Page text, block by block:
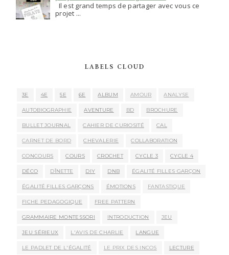
Il est grand temps de partager avec vous ce
projet ...
LABELS CLOUD
3E 4E 5E 6E ALBUM AMOUR ANALYSE
AUTOBIOGRAPHIE AVENTURE BD BROCHURE
BULLET JOURNAL CAHIER DE CURIOSITÉ CAL
CARNET DE BORD CHEVALERIE COLLABORATION
CONCOURS COURS CROCHET CYCLE 3 CYCLE 4
DÉCO DÎNETTE DIY DNB ÉGALITÉ FILLES GARÇON
ÉGALITÉ FILLES GARÇONS ÉMOTIONS FANTASTIQUE
FICHE PEDAGOGIQUE FREE PATTERN
GRAMMAIRE MONTESSORI INTRODUCTION JEU
JEU SÉRIEUX L'AVIS DE CHARLIE LANGUE
LE PADLET DE L'ÉGALITÉ LE PRIX DES INCOS LECTURE